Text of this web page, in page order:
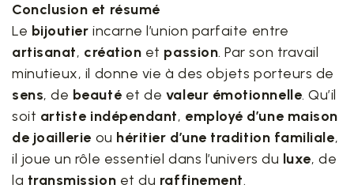
Conclusion et résumé
Le bijoutierincarne l’union parfaite entre
artisanat, création et passion. Par son travail
minutieux, il donne vie à des objets porteurs de
sens, de beauté et de valeur émotionnelle. Qu’il
soit artiste indépendant, employé d’une maison
de joaillerie ou héritier d’une tradition familiale,
il joue un rôle essentiel dans l’univers du luxe, de
la transmission et du raffinement.